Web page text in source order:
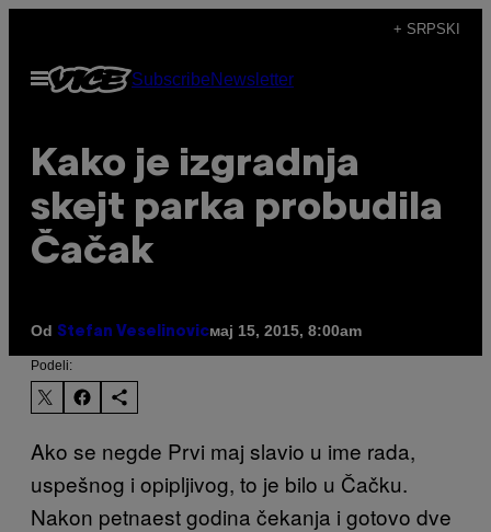
садржај
+ SRPSKI
Otvori
Meni
SubscribeNewsletter
Kako je izgradnja
skejt parka probudila
Čačak
Od Stefan Veselinovicмај 15, 2015, 8:00am
Podeli:
Ako se negde Prvi maj slavio u ime rada,
uspešnog i opipljivog, to je bilo u Čačku.
Nakon petnaest godina čekanja i gotovo dve